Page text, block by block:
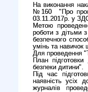
На виконання
№160 "Про
03.11.2017р. у
Метою
роботи з дітьми
безпечного
умінь та навичок
Для проведення
План
безпеки дитини".
Під час
наявність усіх
журналів